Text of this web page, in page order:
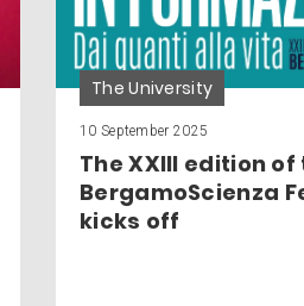
The University
10 September 2025
The XXIII edition of
BergamoScienza
kicks off